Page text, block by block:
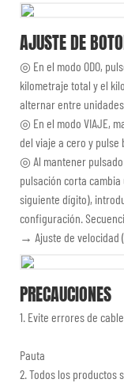
AJUSTE DE
◎ En el modo ODO,
kilometraje total y el
alternar entre
◎ En el modo VIAJE,
del viaje a cero y
◎ Al mantener
pulsación corta
siguiente dígito),
configuración.
→ Ajuste de velocidad
PRECAUCIONES
1. Evite errores de
Pauta
2. Todos los productos